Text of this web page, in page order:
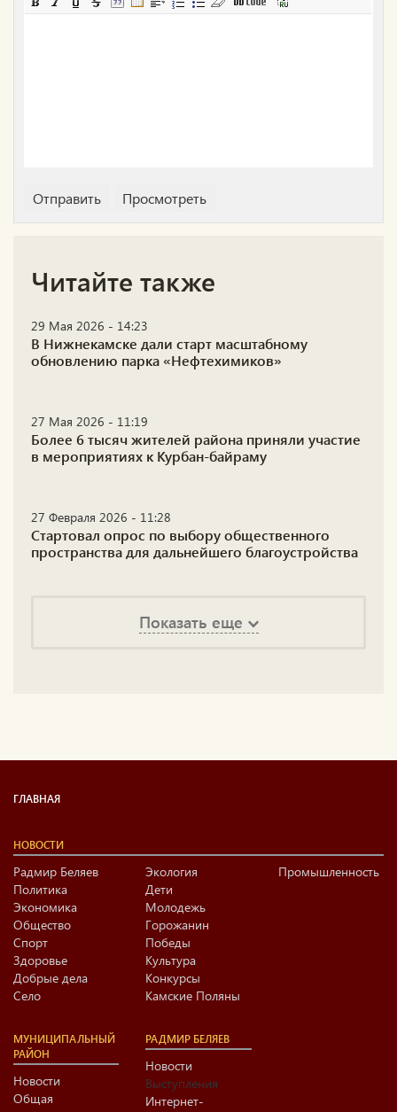
Читайте также
29 Мая 2026 - 14:23
В Нижнекамске дали старт масштабному
обновлению парка «Нефтехимиков»
27 Мая 2026 - 11:19
Более 6 тысяч жителей района приняли участие
в мероприятиях к Курбан-байраму
27 Февраля 2026 - 11:28
Стартовал опрос по выбору общественного
пространства для дальнейшего благоустройства
Показать еще
ГЛАВНАЯ
НОВОСТИ
Радмир Беляев
Политика
Экономика
Общество
Спорт
Здоровье
Добрые дела
Село
Экология
Дети
Молодежь
Горожанин
Победы
Культура
Конкурсы
Камские Поляны
Промышленность
МУНИЦИПАЛЬНЫЙ
РАЙОН
Новости
Общая
РАДМИР БЕЛЯЕВ
Новости
Выступления
Интернет-